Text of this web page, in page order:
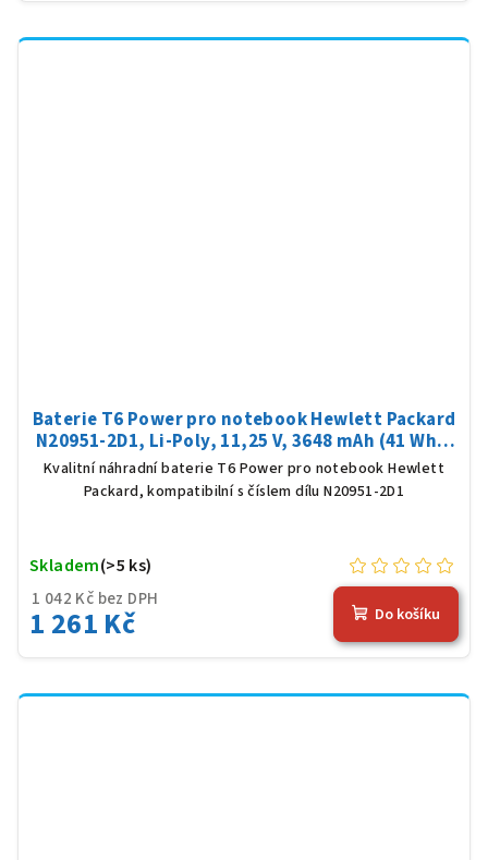
Baterie T6 Power pro notebook Hewlett Packard
N20951-2D1, Li-Poly, 11,25 V, 3648 mAh (41 Wh),
černá
Kvalitní náhradní baterie T6 Power pro notebook Hewlett
Packard, kompatibilní s číslem dílu N20951-2D1
1 042 Kč bez DPH
1 261 Kč
Skladem(>5 ks)
Do košíku